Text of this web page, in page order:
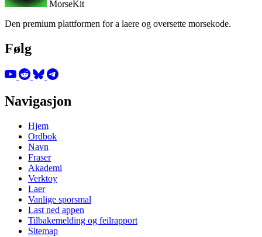
MorseKit
Den premium plattformen for a laere og oversette morsekode.
Følg
Navigasjon
Hjem
Ordbok
Navn
Fraser
Akademi
Verktoy
Laer
Vanlige sporsmal
Last ned appen
Tilbakemelding og feilrapport
Sitemap